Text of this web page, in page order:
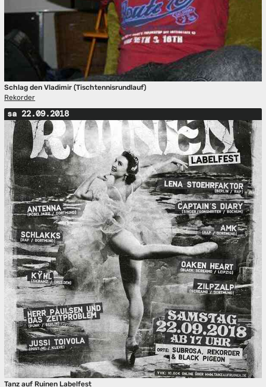
Schlag den Vladimir (Tischtennisrundlauf)
Rekorder
sa 22.09.2018
Tanz auf Ruinen Labelfest